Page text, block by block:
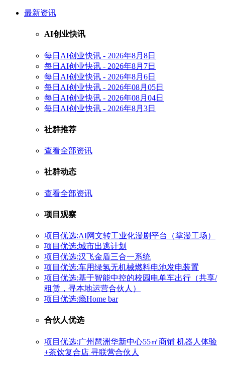
最新资讯
AI创业快讯
每日AI创业快讯 - 2026年8月8日
每日AI创业快讯 - 2026年8月7日
每日AI创业快讯 - 2026年8月6日
每日AI创业快讯 - 2026年08月05日
每日AI创业快讯 - 2026年08月04日
每日AI创业快讯 - 2026年8月3日
社群推荐
查看全部资讯
社群动态
查看全部资讯
项目观察
项目优选:AI网文转工业化漫剧平台（掌漫工场）
项目优选:城市出逃计划
项目优选:汉飞金盾三合一系统
项目优选:车用绿氢无机械燃料电池发电装置
项目优选:基于智能中控的校园电单车出行（共享/
租赁，寻本地运营合伙人）
项目优选:瘾Home bar
合伙人优选
项目优选:广州琶洲华新中心55㎡商铺 机器人体验
+茶饮复合店 寻联营合伙人